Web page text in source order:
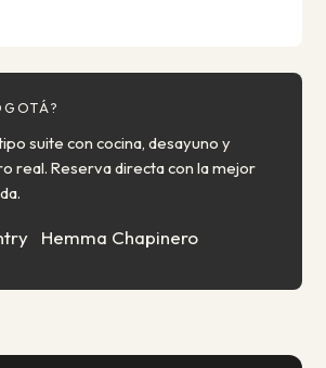
suite con cocina, desayuno y
real. Reserva directa con la mejor
Hemma Chapinero